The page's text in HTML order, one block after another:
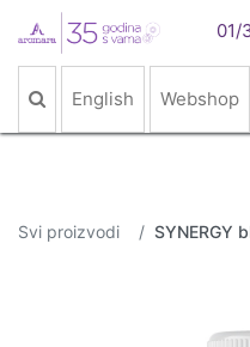
01/
English Webshop
Svi proizvodi SYNERGY